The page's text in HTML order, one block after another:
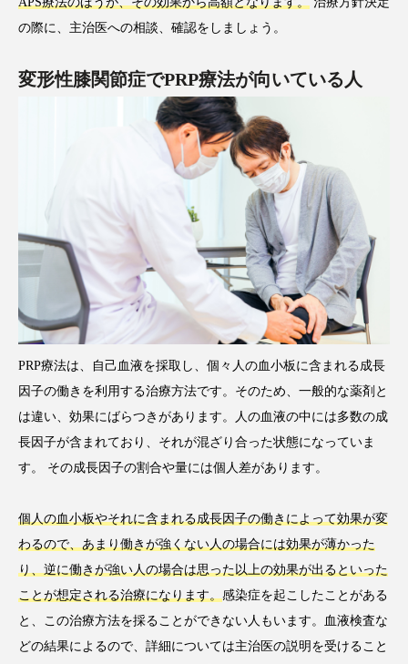
の際に、主治医への相談、確認をしましょう。
変形性膝関節症でPRP療法が向いている人
PRP療法は、自己血液を採取し、個々人の血小板に含まれる成長
因子の働きを利用する治療方法です。そのため、一般的な薬剤と
は違い、効果にばらつきがあります。人の血液の中には多数の成
長因子が含まれており、それが混ざり合った状態になっていま
す。 その成長因子の割合や量には個人差があります。
個人の血小板やそれに含まれる成長因子の働きによって効果が変
わるので、あまり働きが強くない人の場合には効果が薄かった
り、逆に働きが強い人の場合は思った以上の効果が出るといった
ことが想定される治療になります。感染症を起こしたことがある
と、この治療方法を採ることができない人もいます。血液検査な
どの結果によるので、詳細については主治医の説明を受けること